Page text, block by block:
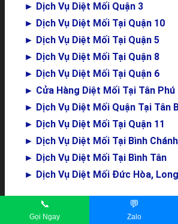
► Dịch Vụ Diệt Mối Quận 3
► Dịch Vụ Diệt Mối Tại Quận 10
► Dịch Vụ Diệt Mối Tại Quận 5
► Dịch Vụ Diệt Mối Tại Quận 8
► Dịch Vụ Diệt Mối Tại Quận 6
► Cửa Hàng Diệt Mối Tại Tân Phú
► Dịch Vụ Diệt Mối Quận Tại Tân
► Dịch Vụ Diệt Mối Tại Quận 11
► Dịch Vụ Diệt Mối Tại Bình Chánh
► Dịch Vụ Diệt Mối Tại Bình Tân
► Dịch Vụ Diệt Mối Đức Hòa,
📞
Gọi Ngay
💬
Zalo
Copyright © 2022 dietmoihalan.com